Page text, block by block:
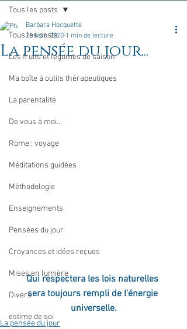
Tous les posts
Les fruits et légumes de saison
Ma boîte à outils thérapeutiques
La parentalité
De vous à moi...
Rome : voyage
Méditations guidées
Méthodologie
Enseignements
Pensées du jour
Croyances et idées reçues
Mises en lumière
Divers
estime de soi
Tous les posts
La pensée du jour...
Barbara Hocquette
26 févr. 2020 1 min de lecture
Qui respectera les lois naturelles
sera toujours rempli de l'énergie
universelle.
La pensée du jour